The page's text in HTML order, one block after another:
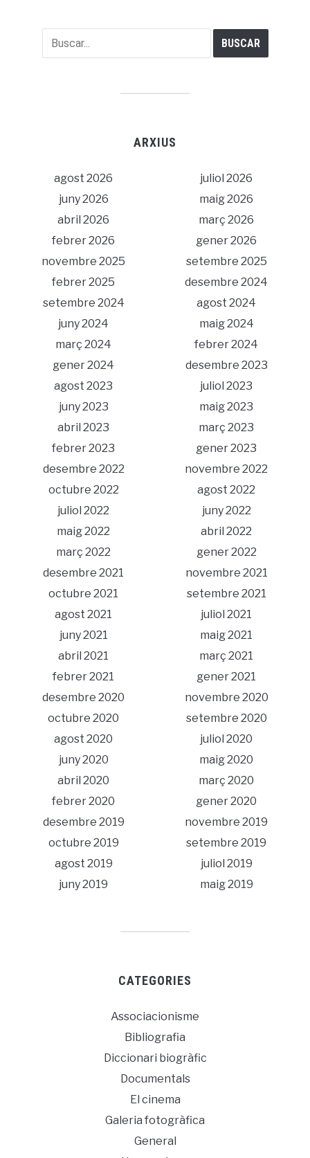
ARXIUS
agost 2026
juliol 2026
juny 2026
maig 2026
abril 2026
març 2026
febrer 2026
gener 2026
novembre 2025
setembre 2025
febrer 2025
desembre 2024
setembre 2024
agost 2024
juny 2024
maig 2024
març 2024
febrer 2024
gener 2024
desembre 2023
agost 2023
juliol 2023
juny 2023
maig 2023
abril 2023
març 2023
febrer 2023
gener 2023
desembre 2022
novembre 2022
octubre 2022
agost 2022
juliol 2022
juny 2022
maig 2022
abril 2022
març 2022
gener 2022
desembre 2021
novembre 2021
octubre 2021
setembre 2021
agost 2021
juliol 2021
juny 2021
maig 2021
abril 2021
març 2021
febrer 2021
gener 2021
desembre 2020
novembre 2020
octubre 2020
setembre 2020
agost 2020
juliol 2020
juny 2020
maig 2020
abril 2020
març 2020
febrer 2020
gener 2020
desembre 2019
novembre 2019
octubre 2019
setembre 2019
agost 2019
juliol 2019
juny 2019
maig 2019
CATEGORIES
Associacionisme
Bibliografia
Diccionari biogràfic
Documentals
El cinema
Galeria fotogràfica
General